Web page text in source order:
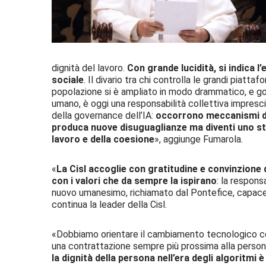
dignità del lavoro. Con grande lucidità, si indica
sociale. Il divario tra chi controlla le grandi
popolazione si è ampliato in modo drammatico, e
umano, è oggi una responsabilità collettiva
della governance dell’IA: occorrono meccanismi
produca nuove disuguaglianze ma diventi uno
lavoro e della coesione», aggiunge Fumarola.
«La Cisl accoglie con gratitudine e
con i valori che da sempre la ispirano: la
nuovo umanesimo, richiamato dal Pontefice,
continua la leader della Cisl.
«Dobbiamo orientare il cambiamento tecnologico
una contrattazione sempre più prossima alla
la dignità della persona nell’era degli algoritmi